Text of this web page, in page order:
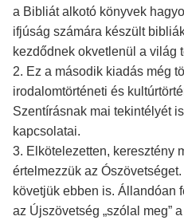
a Bibliát alkotó könyvek
ifjúság számára készült
kezdődnek okvetlenül a világ
2. Ez a második kiadás még
irodalomtörténeti és
Szentírásnak mai tekintélyét
kapcsolatai.
3. Elkötelezetten, keresztény
értelmezzük az
követjük ebben is. Állandóan
az Újszövetség „szólal meg”